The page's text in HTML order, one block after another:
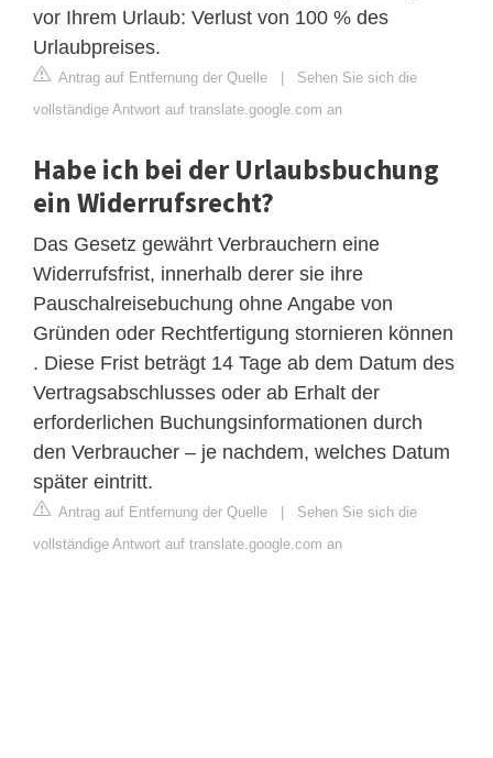
vor Ihrem Urlaub: Verlust von 100 % des
Urlaubpreises.
Antrag auf Entfernung der Quelle | Sehen Sie sich die
vollständige Antwort auf translate.google.com an
Habe ich bei der Urlaubsbuchung
ein Widerrufsrecht?
Das Gesetz gewährt Verbrauchern eine
Widerrufsfrist, innerhalb derer sie ihre
Pauschalreisebuchung ohne Angabe von
Gründen oder Rechtfertigung stornieren können
. Diese Frist beträgt 14 Tage ab dem Datum des
Vertragsabschlusses oder ab Erhalt der
erforderlichen Buchungsinformationen durch
den Verbraucher – je nachdem, welches Datum
später eintritt.
Antrag auf Entfernung der Quelle | Sehen Sie sich die
vollständige Antwort auf translate.google.com an